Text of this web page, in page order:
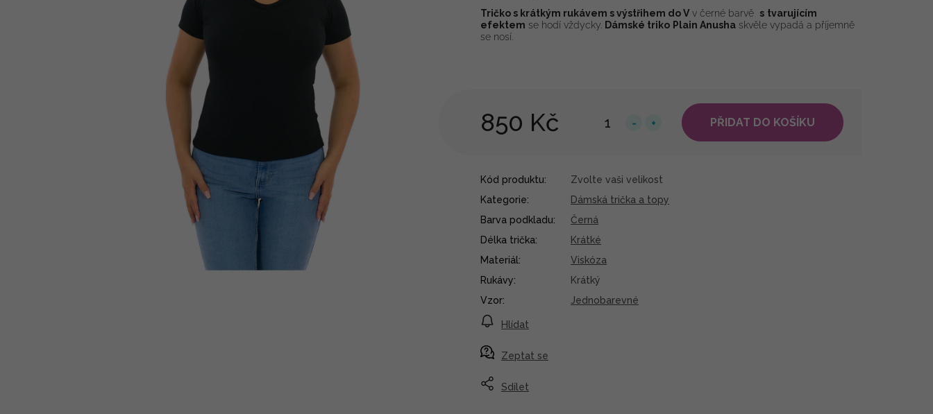
850 Kč PŘIDAT DO KOŠÍKU
Tričko s krátkým rukávem s výstřihem do Vv černé barvě s tvarujícím
efektem se hodí vždycky. Dámské triko Plain Anusha skvěle vypadá a příjemně
se nosí.
Zeptat se
Hlídat
Sdílet
Kód produktu:
Zvolte vaši velikost
Kategorie:
Dámská trička a topy
Barva podkladu:
Černá
Délka trička:
Krátké
Materiál:
Viskóza
Rukávy:
Krátký
Vzor: Jednobarevné